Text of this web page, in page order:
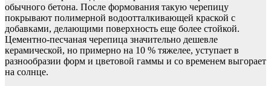
обычного бетона. После формования такую черепицу
покрывают полимерной водоотталкивающей краской с
добавками, делающими поверхность еще более стойкой.
Цементно-песчаная черепица значительно дешевле
керамической, но примерно на 10 % тяжелее, уступает в
разнообразии форм и цветовой гаммы и со временем выгорает
на солнце.